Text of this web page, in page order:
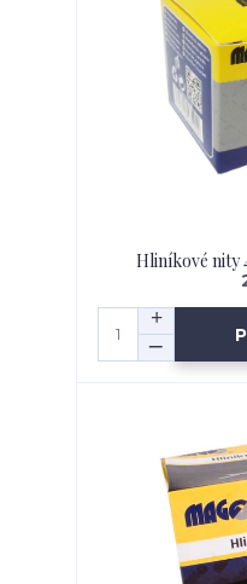
Hliníkové nity